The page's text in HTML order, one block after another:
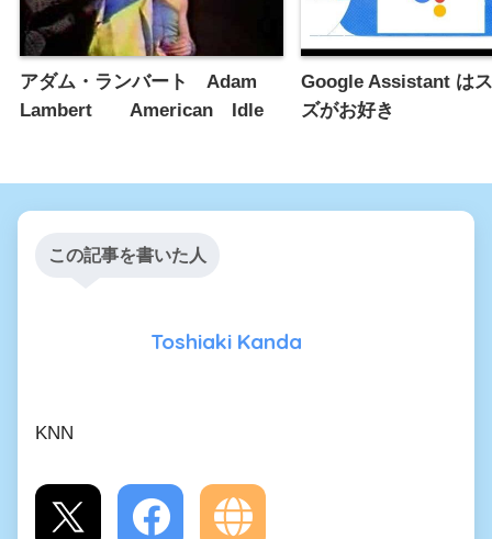
アダム・ランバート Adam
Lambert American Idle
Google Assistant は
ズがお好き
この記事を書いた人
Toshiaki Kanda
KNN